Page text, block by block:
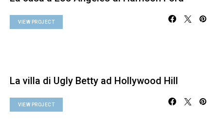
VIEW PROJECT
La villa di Ugly Betty ad Hollywood Hill
VIEW PROJECT